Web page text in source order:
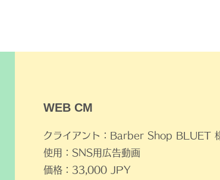
​WEB CM
クライアント：Barber Shop BLUET
使用：SNS用広告動画
価格：33,000 JPY